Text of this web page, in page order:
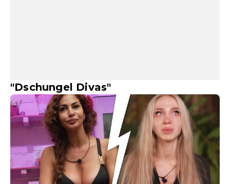
"Dschungel Divas"